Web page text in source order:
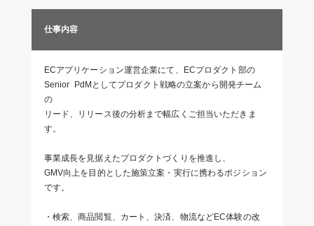
仕事内容
ECアプリケーション運営企業にて、ECプロダクト部の
Senior PdMとしてプロダクト戦略の立案から開発チーム
の
リード、リリース後の分析まで幅広くご担当いただきま
す。
事業成長を見据えたプロダクトづくりを推進し、
GMV向上を目的とした施策立案・実行に携わるポジション
です。
・検索、商品閲覧、カート、決済、物流などEC体験の改